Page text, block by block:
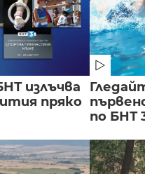
излъчва
пряко
по БНТ